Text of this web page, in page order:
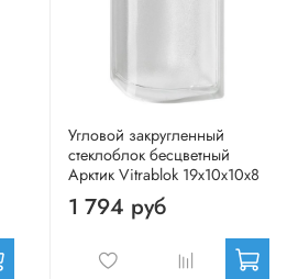
Угловой закругленный
стеклоблок бесцветный
Арктик Vitrablok 19x10x10x8
1 794 руб